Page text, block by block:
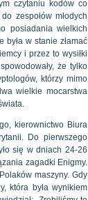
czytaniu kodów co
zespołów młodych
posiadania wielkich
była w stanie złamać
i przez to wysiłki
że tylko
którzy mimo
wielkie mocarstwa
kierownictwo Biura
Do pierwszego
się w dniach 24-26
zagadki Enigmy.
maszyny. Gdy
która była wynikiem